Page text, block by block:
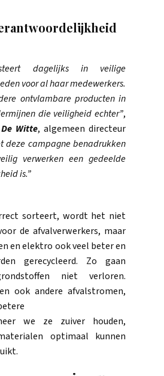
dagelijks in veilige
voor al haar medewerkers.
ontvlambare producten in
die veiligheid echter”,
Witte, algemeen directeur
deze campagne benadrukken
verwerken een gedeelde
is.”
sorteert, wordt het niet
de afvalverwerkers, maar
en elektro ook veel beter en
gerecycleerd. Zo gaan
niet verloren.
ook andere afvalstromen,
we ze zuiver houden,
optimaal kunnen